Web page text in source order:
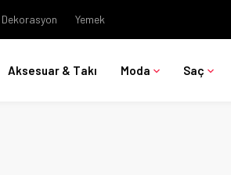
Dekorasyon Yemek
Aksesuar & Takı Moda Saç